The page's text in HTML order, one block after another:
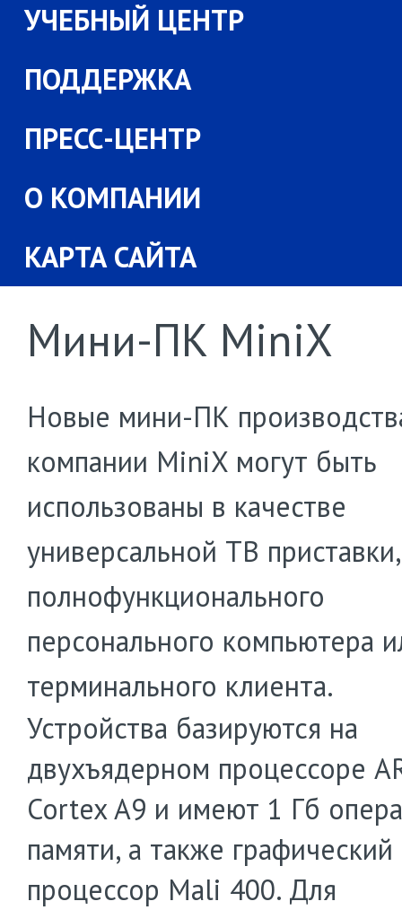
УЧЕБНЫЙ ЦЕНТР
ПОДДЕРЖКА
ПРЕСС-ЦЕНТР
О КОМПАНИИ
КАРТА САЙТА
Мини-ПК MiniX
Новые мини-ПК
компании MiniX могут быть
использованы в качестве
универсальной ТВ приставки,
полнофункционального
персонального компьютера
терминального клиента.
Устройства базируются на
двухъядерном процессоре
Cortex A9 и имеют 1 Гб
памяти, а также графический
процессор Mali 400. Для